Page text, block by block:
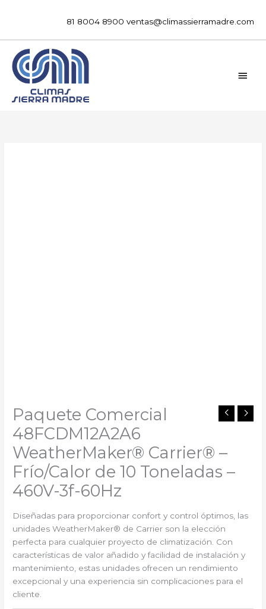
81 8004 8900 ventas@climassierramadre.com
Paquete Comercial
48FCDM12A2A6
WeatherMaker® Carrier®️ –
Frío/Calor de 10 Toneladas –
460V-3f-60Hz
Diseñadas para proporcionar confort y control óptimos, las
unidades WeatherMaker® de Carrier son la elección
perfecta para cualquier proyecto de climatización. Con
características de valor añadido y facilidad de instalación y
mantenimiento, estas unidades ofrecen un rendimiento
excepcional y una experiencia sin complicaciones para el
cliente.